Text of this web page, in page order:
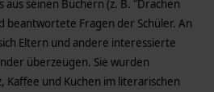
aus seinen Büchern (z. B. "Drachen
beantwortete Fragen der Schüler. An
Eltern und andere interessierte
überzeugen. Sie wurden
Kaffee und Kuchen im literarischen